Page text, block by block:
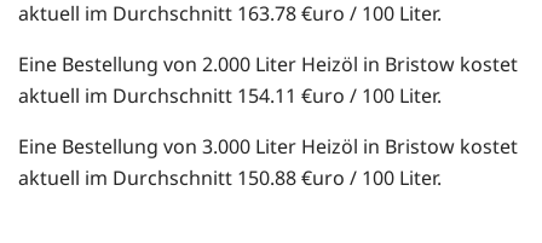
aktuell im Durchschnitt 163.78 €uro / 100 Liter.
Eine Bestellung von 2.000 Liter Heizöl in Bristow kostet
aktuell im Durchschnitt 154.11 €uro / 100 Liter.
Eine Bestellung von 3.000 Liter Heizöl in Bristow kostet
aktuell im Durchschnitt 150.88 €uro / 100 Liter.